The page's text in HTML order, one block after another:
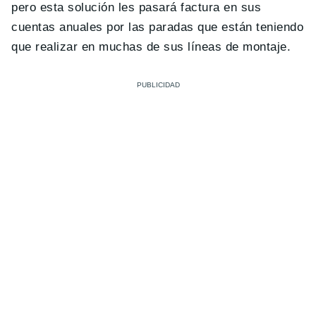
pero esta solución les pasará factura en sus
cuentas anuales por las paradas que están teniendo
que realizar en muchas de sus líneas de montaje.